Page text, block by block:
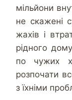
мільйони
не скажені
жахів і
рідного
по чужих
розпочати
з їхніми